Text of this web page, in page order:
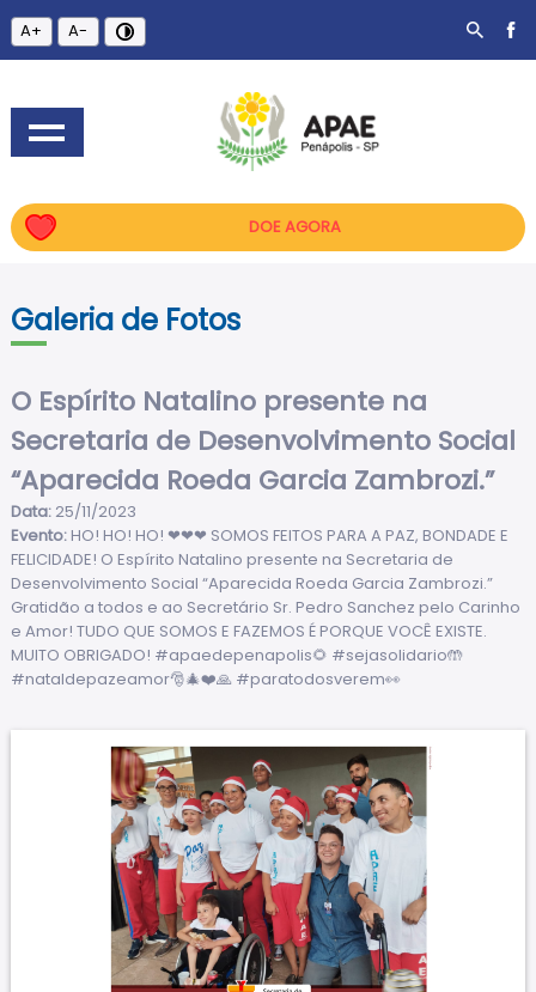
A+ A-
DOE AGORA
Galeria de Fotos
O Espírito Natalino presente na
Secretaria de Desenvolvimento Social
“Aparecida Roeda Garcia Zambrozi.”
Data:25/11/2023
Evento:HO! HO! HO! ❤❤❤ SOMOS FEITOS PARA A PAZ, BONDADE E
FELICIDADE! O Espírito Natalino presente na Secretaria de
Desenvolvimento Social “Aparecida Roeda Garcia Zambrozi.”
Gratidão a todos e ao Secretário Sr. Pedro Sanchez pelo Carinho
e Amor! TUDO QUE SOMOS E FAZEMOS É PORQUE VOCÊ EXISTE.
MUITO OBRIGADO! #apaedepenapolis🌻 #sejasolidario🤲
#nataldepazeamor🎅🎄❤️🙏 #paratodosverem👀